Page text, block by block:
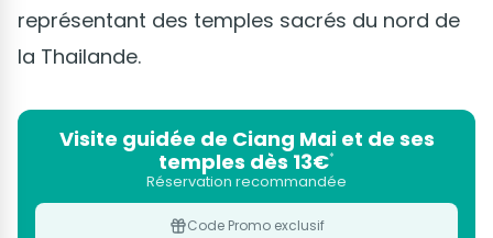
représentant des temples sacrés du nord de
la Thailande.
Visite guidée de Ciang Mai et de ses
temples dès 13€*
Réservation recommandée
Code Promo exclusif